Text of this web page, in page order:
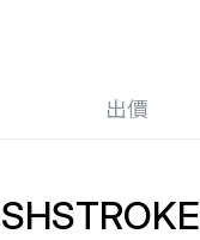
出價